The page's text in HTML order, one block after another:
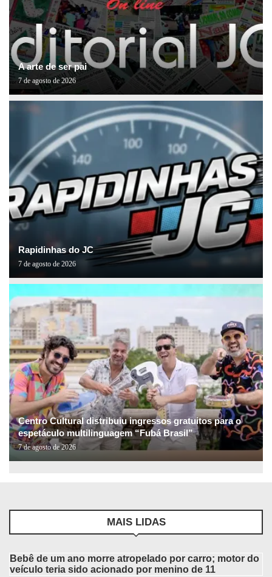
A arte de ser pai
7 de agosto de 2026
Rapidinhas do JC
7 de agosto de 2026
Centro Cultural distribuiu ingressos gratuitos para o
espetáculo multilinguagem “Fubá Brasil”
7 de agosto de 2026
MAIS LIDAS
Bebê de um ano morre atropelado por carro; motor do
veículo teria sido acionado por menino de 11